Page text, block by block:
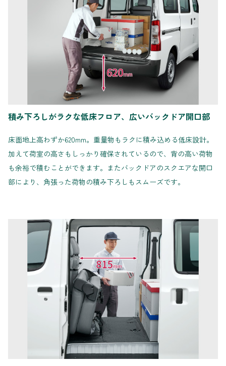
積み下ろしがラクな低床フロア、広いバックドア開口部
床面地上高わずか620mm。重量物もラクに積み込める低床設計。
加えて荷室の高さもしっかり確保されているので、背の高い荷物
も余裕で積むことができます。またバックドアのスクエアな開口
部により、角張った荷物の積み下ろしもスムーズです。